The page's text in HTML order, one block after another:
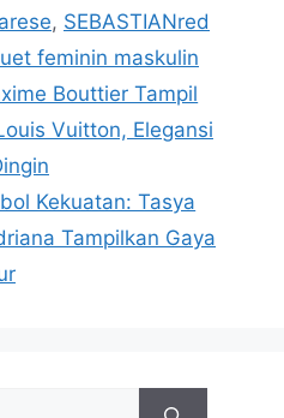
, SEBASTIANred
feminin maskulin
Bouttier Tampil
Vuitton, Elegansi
Kekuatan: Tasya
Tampilkan Gaya